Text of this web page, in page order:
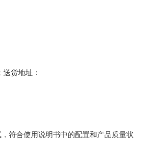
货地址：
符合使用说明书中的配置和产品质量状